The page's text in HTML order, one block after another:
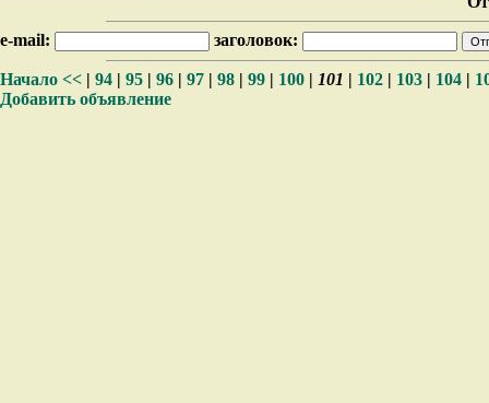
e-mail: заголовок:
Начало << | 94 | 95 | 96 | 97 | 98 | 99 | 100 | 101 | 102 | 103 | 104 |
Добавить объявление